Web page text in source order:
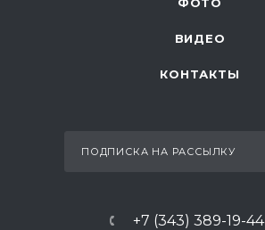
ВИДЕО
КОНТАКТЫ
ПОДПИСКА НА РАССЫЛКУ
+7 (343) 389-19-44